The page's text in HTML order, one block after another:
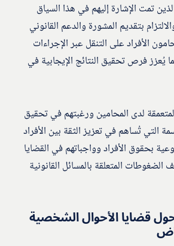
تمت الإشارة إليهم في هذا السياق
بتقديم المشورة والدعم القانوني
الأفراد على التنقل عبر الإجراءات
يُعزز فرص تحقيق النتائج الإيجابية في
المتعمقة لدى المحامين ورغبتهم في تحقيق
التي تُساهم في تعزيز الثقة بين الأفراد
بحقوق الأفراد وواجباتهم في القضايا
المتعلقة بالمسائل القانونية
قضايا الأحوال الشخصية